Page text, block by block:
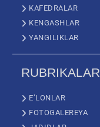
KAFEDRALAR
KENGASHLAR
YANGILIKLAR
RUBRIKALAR
E’LONLAR
FOTOGALEREYA